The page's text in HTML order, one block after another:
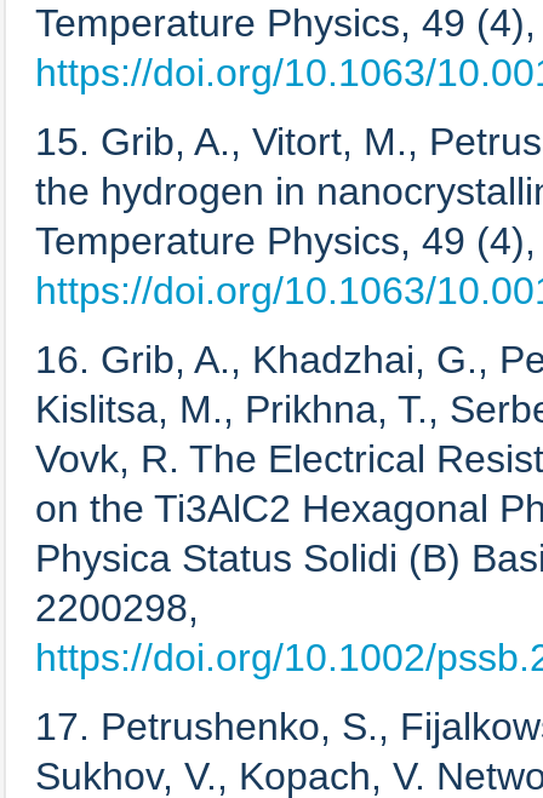
Temperature Physics, 49
https://doi.org/10.1063/
15. Grib, A., Vitort, M.,
the hydrogen in
Temperature Physics, 49
https://doi.org/10.1063/
16. Grib, A., Khadzhai, G.,
Kislitsa, M., Prikhna, T.,
Vovk, R. The Electrical
on the Ti3AlC2 Hexagonal
Physica Status Solidi (B)
2200298,
https://doi.org/10.1002/
17. Petrushenko, S.,
Sukhov, V., Kopach, V.